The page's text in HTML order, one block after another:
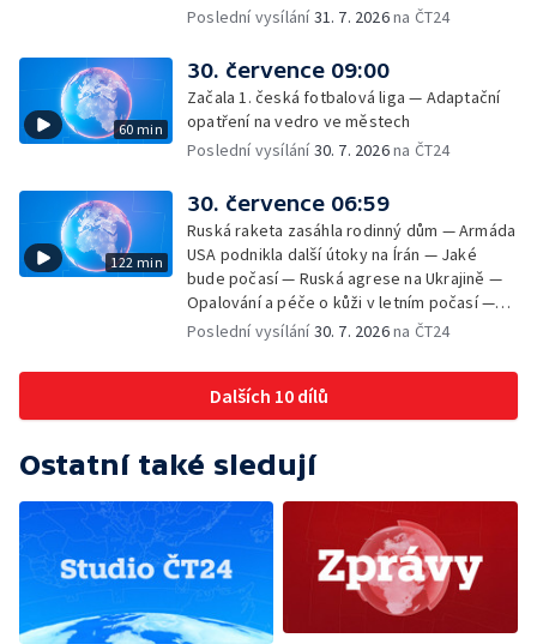
dohody o odzbrojení Hamásu — Dokument
začíná výplata superdávky — Tropické
teploty zatěžují i volně žijící zvířata
Poslední vysílání31. 7. 2026na ČT24
60 min
30. července 09:00
Začala 1. česká fotbalová liga — Adaptační
opatření na vedro ve městech
Poslední vysílání30. 7. 2026na ČT24
122 min
30. července 06:59
Ruská raketa zasáhla rodinný dům — Armáda
USA podnikla další útoky na Írán — Jaké
bude počasí — Ruská agrese na Ukrajině —
Opalování a péče o kůži v letním počasí —
Filmové premiéry — Komedie Dovolená v
na chování řidičů
Poslední vysílání30. 7. 2026na ČT24
Dalších 10 dílů
Ostatní také sledují